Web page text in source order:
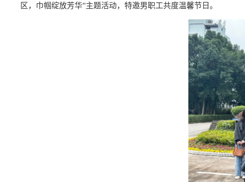
区，巾帼绽放芳华”主题活动，特邀男职工共度温馨节日。